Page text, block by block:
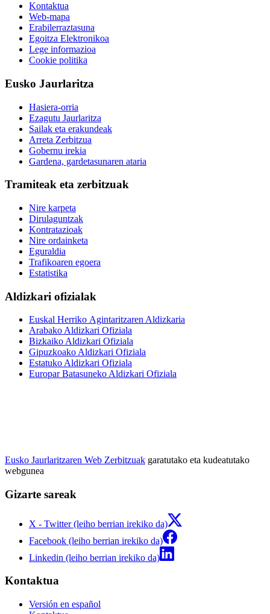
Kontaktua
Web-mapa
Erabilerraztasuna
Egoitza Elektronikoa
Lege informazioa
Cookie politika
Eusko Jaurlaritza
Hasiera-orria
Ezagutu Jaurlaritza
Sailak eta erakundeak
Arreta Zerbitzua
Gobernu irekia
Gardena, gardetasunaren ataria
Tramiteak eta zerbitzuak
Nire karpeta
Dirulaguntzak
Kontratazioak
Nire ordainketa
Eguraldia
Trafikoaren egoera
Estatistika
Aldizkari ofizialak
Euskal Herriko Agintaritzaren Aldizkaria
Arabako Aldizkari Ofiziala
Bizkaiko Aldizkari Ofiziala
Gipuzkoako Aldizkari Ofiziala
Estatuko Aldizkari Ofiziala
Europar Batasuneko Aldizkari Ofiziala
Eusko Jaurlaritzaren Web Zerbitzuak garatutako eta kudeatutako
webgunea
Gizarte sareak
X - Twitter (leiho berrian irekiko da)
Facebook (leiho berrian irekiko da)
Linkedin (leiho berrian irekiko da)
Kontaktua
Versión en español